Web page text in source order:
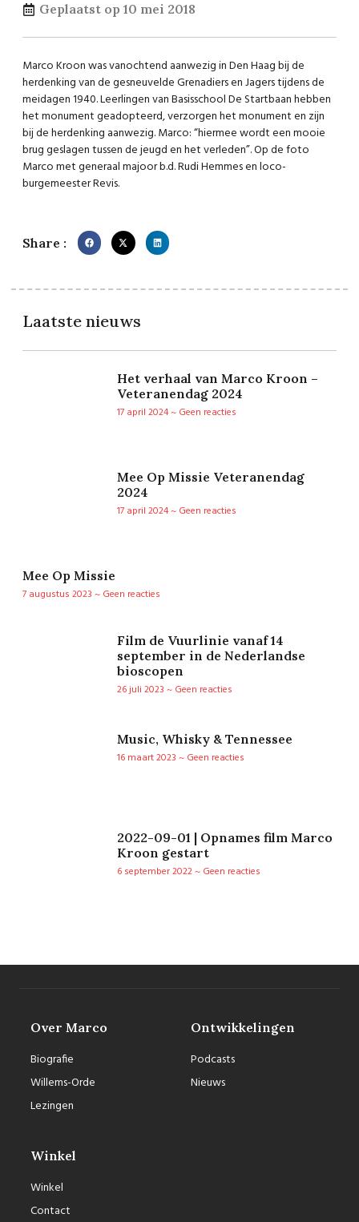
Geplaatst op 10 mei 2018
Marco Kroon was vanochtend aanwezig in Den Haag bij de
herdenking van de gesneuvelde Grenadiers en Jagers tijdens de
meidagen 1940. Leerlingen van Basisschool De Startbaan hebben
het monument geadopteerd, verzorgen het monument en zijn
bij de herdenking aanwezig. Marco: “hiermee wordt een mooie
brug geslagen tussen de jeugd en het verleden”. Op de foto
Marco met generaal majoor b.d. Rudi Hemmes en loco-
burgemeester Revis.
Share :
Laatste nieuws
Het verhaal van Marco Kroon –
Veteranendag 2024
17 april 2024
Geen reacties
Mee Op Missie Veteranendag
2024
17 april 2024
Geen reacties
Mee Op Missie
7 augustus 2023
Geen reacties
Film de Vuurlinie vanaf 14
september in de Nederlandse
bioscopen
26 juli 2023
Geen reacties
Music, Whisky & Tennessee
16 maart 2023
Geen reacties
2022-09-01 | Opnames film Marco
Kroon gestart
6 september 2022
Geen reacties
Over Marco
Biografie
Willems-Orde
Lezingen
Ontwikkelingen
Podcasts
Nieuws
Winkel
Winkel
Contact